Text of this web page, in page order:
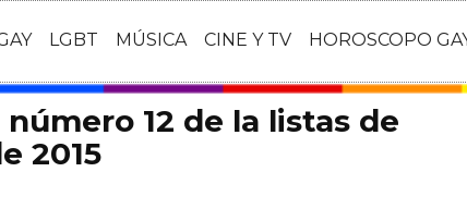
LGBT MÚSICA CINE Y TV HOROSCOPO
12 de la listas de
2015